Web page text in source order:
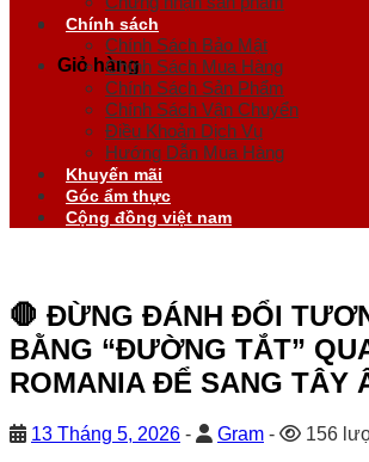
Giỏ hàng
Chính sách
Chính Sách Bảo Mật
Chính Sách Mua Hàng
Chính Sách Sản Phẩm
Chính Sách Vận Chuyển
Điều Khoản Dịch Vụ
Hướng Dẫn Mua Hàng
Khuyến mãi
Góc ẩm thực
Cộng đồng việt nam
🛑 ĐỪNG ĐÁNH ĐỔI
BẰNG “ĐƯỜNG TẮT”
ROMANIA ĐỂ SANG TÂY
13 Tháng 5, 2026 - Gram -
156